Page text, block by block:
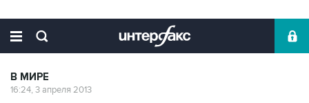
В МИРЕ
16:24, 3 апреля 2013